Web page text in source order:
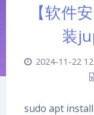
【软件
装
2024-11-22
sudo apt